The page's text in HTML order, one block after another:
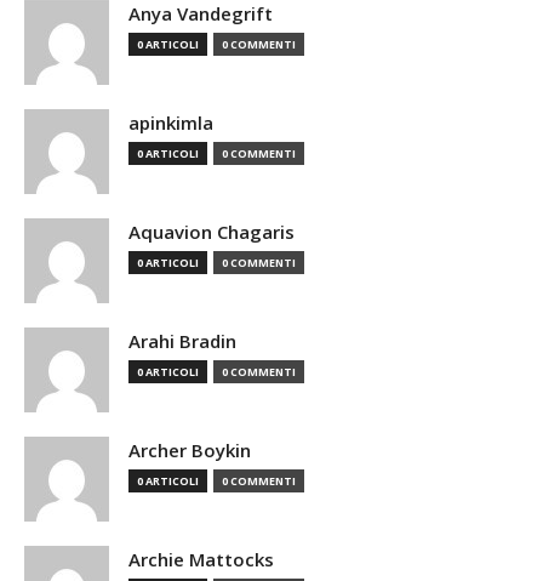
Anya Vandegrift
0 ARTICOLI 0 COMMENTI
apinkimla
0 ARTICOLI 0 COMMENTI
Aquavion Chagaris
0 ARTICOLI 0 COMMENTI
Arahi Bradin
0 ARTICOLI 0 COMMENTI
Archer Boykin
0 ARTICOLI 0 COMMENTI
Archie Mattocks